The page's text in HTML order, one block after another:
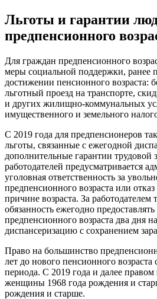
Льготы и гарантии
предпенсионного
Для граждан предпенсионного
меры социальной поддержки, ранее
достижении пенсионного возраста:
льготный проезд на транспорте,
и других жилищно-коммунальных
имущественного и земельного
С 2019 года для предпенсионеров
льготы, связанные с ежегодной
дополнительные гарантии трудовой
работодателей предусматривается
уголовная ответственность за
предпенсионного возраста или
причине возраста. За работодателем
обязанность ежегодно
предпенсионного возраста два дня
диспансеризацию с сохранением
Право на большинство
лет до нового пенсионного возраста
периода. С 2019 года и далее
женщины 1968 года рождения и
рождения и старше.